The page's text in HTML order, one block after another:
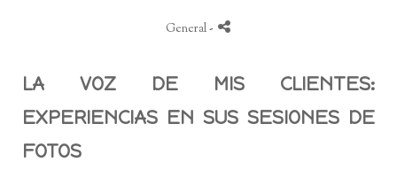
General-
LA VOZ DE MIS CLIENTES:
EXPERIENCIAS EN SUS SESIONES DE
FOTOS